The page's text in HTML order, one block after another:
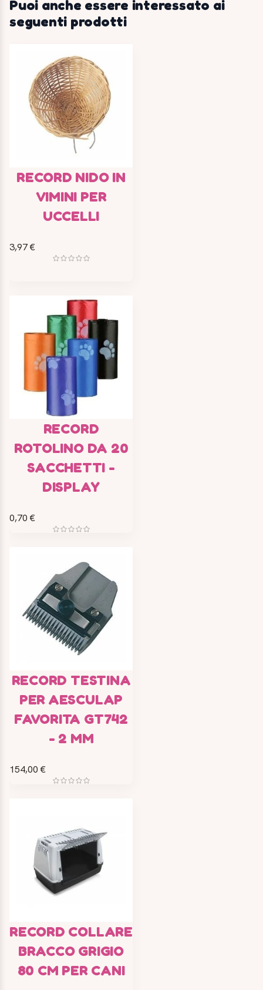
Puoi anche essere interessato ai
seguenti prodotti
RECORD NIDO IN
VIMINI PER
UCCELLI
3,97 €
RECORD
ROTOLINO DA 20
SACCHETTI -
DISPLAY
0,70 €
RECORD TESTINA
PER AESCULAP
FAVORITA GT742
- 2 MM
154,00 €
RECORD COLLARE
BRACCO GRIGIO
80 CM PER CANI